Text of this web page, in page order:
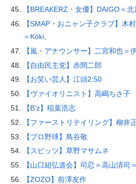
【BREAKERZ・女優】DAIGO＝
【SMAP・おニャン子クラブ】木
＝Kōki,
【嵐・アナウンサー】二宮和也＝
【自由民主党】赤間二郎
【お笑い芸人】江頭2:50
【ヴァイオリニスト】高嶋ちさ子
【B’z】稲葉浩志
【ファーストリテイリング】柳井
【プロ野球】鳥谷敬
【スピッツ】草野マサムネ
【山口組弘道会】司忍＝高山清司
【ZOZO】前澤友作